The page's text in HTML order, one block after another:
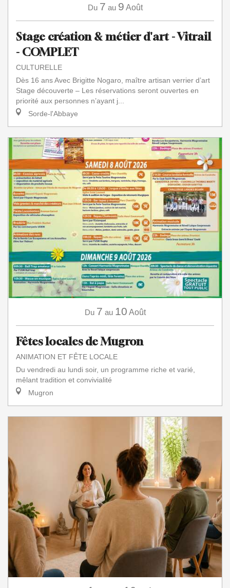
Du 7 au 9 Août
Stage création & métier d'art - Vitrail
- COMPLET
CULTURELLE
Dès 16 ans Avec Brigitte Nogaro, maître artisan verrier d’art
Stage découverte – Les réservations seront ouvertes en
priorité aux personnes n’ayant j...
Sorde-l'Abbaye
Du 7 au 10 Août
Fêtes locales de Mugron
ANIMATION ET FÊTE LOCALE
Du vendredi au lundi soir, un programme riche et varié,
mêlant tradition et convivialité
Mugron